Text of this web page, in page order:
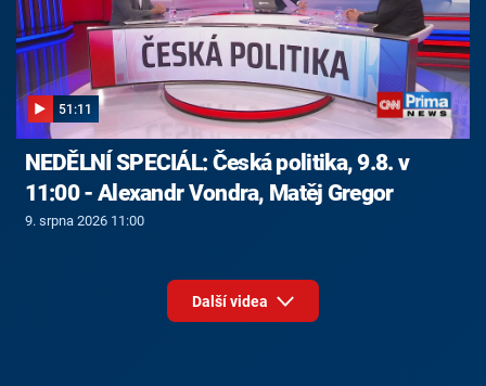
51:11
NEDĚLNÍ SPECIÁL: Česká politika, 9.8. v
11:00 - Alexandr Vondra, Matěj Gregor
9. srpna 2026 11:00
Další videa